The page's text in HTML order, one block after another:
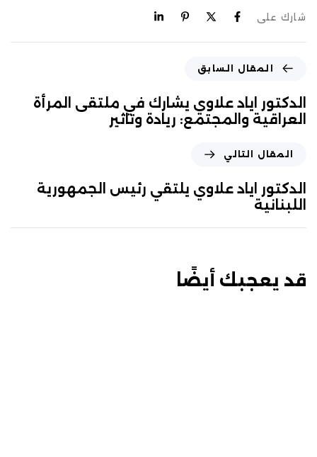
شارك على
المقال السابق
الدكتور اياد علاوي يشارك في ملتقى المرأة
العراقية والمجتمع: ريادة وتاثير
المقال التالي
الدكتور اياد علاوي يلتقي رئيس الجمهورية
اللبنانية
قد يعجبك أيضًا